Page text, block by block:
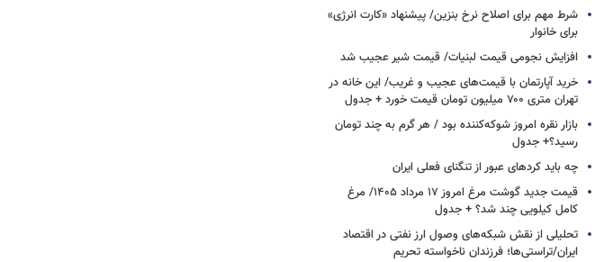
شرط مهم برای اصلاح نرخ بنزین/ پیشنهاد «کارت انرژی»
برای خانوار
افزایش نجومی قیمت لبنیات/ قیمت شیر عجیب شد
خرید آپارتمان با قیمت‌های عجیب و غریب/ این خانه در
تهران متری ۷۰۰ میلیون تومان قیمت خورد + جدول
بازار نقره امروز شوکه‌کننده بود / هر گرم به چند تومان
رسید؟+ جدول
چه باید کردهای عبور از تنگنای فعلی ایران
قیمت جدید گوشت مرغ امروز ۱۷ مرداد ۱۴۰۵/ مرغ
کامل کیلویی چند شد؟ + جدول
تحلیلی از نقش شبکه‌های وصول ارز نفتی در اقتصاد
ایران/تراستی‌ها؛ فرزندان ناخواسته تحریم